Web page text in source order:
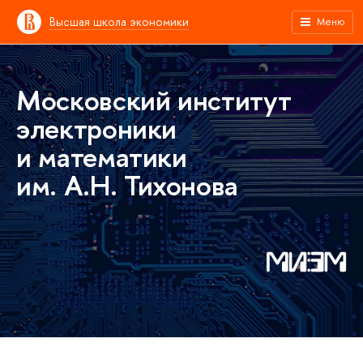
Высшая школа экономики Меню
Московский институт
электроники
и математики
им. А.Н. Тихонова